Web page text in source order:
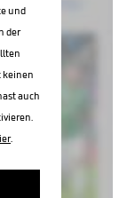
und
der
keinen
auch
.